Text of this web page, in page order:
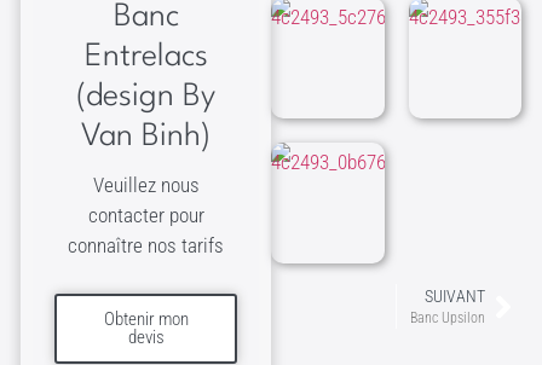
Banc
Entrelacs
(design By
Van Binh)
Veuillez nous
contacter pour
connaître nos tarifs
Obtenir mon
devis
SUIVANT
Banc Upsilon